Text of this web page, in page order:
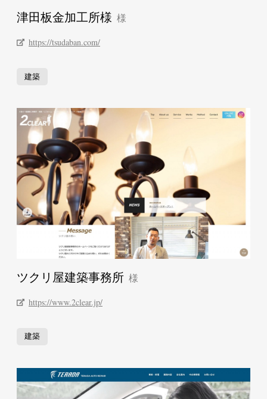
津田板金加工所様
https://tsudaban.com/
建築
ツクリ屋建築事務所
https://www.2clear.jp/
建築